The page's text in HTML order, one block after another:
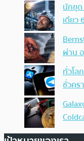
นักขุด
เดียว
ผ่าน
ทั่วโล
ชั่วคร